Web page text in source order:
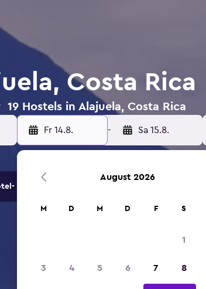
Costa Rica
Hostels in Alajuela, Costa Rica
Fr 14.8. - Sa 15.8.
und Unterkunftsoptionen.
August 2026
M D M D F S
1
3 4 5 6 7 8